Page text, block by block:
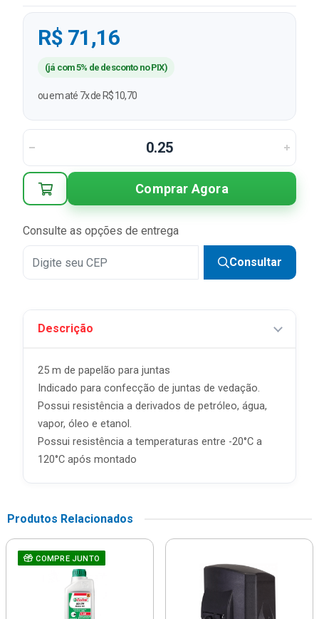
R$ 71,16
(já com 5% de desconto no PIX)
ou em até 7x de R$ 10,70
Comprar Agora
Consulte as opções de entrega
Consultar
Descrição
25 m de papelão para juntas
Indicado para confecção de juntas de vedação.
Possui resistência a derivados de petróleo, água,
vapor, óleo e etanol.
Possui resistência a temperaturas entre -20°C a
120°C após montado
Produtos Relacionados
COMPRE JUNTO